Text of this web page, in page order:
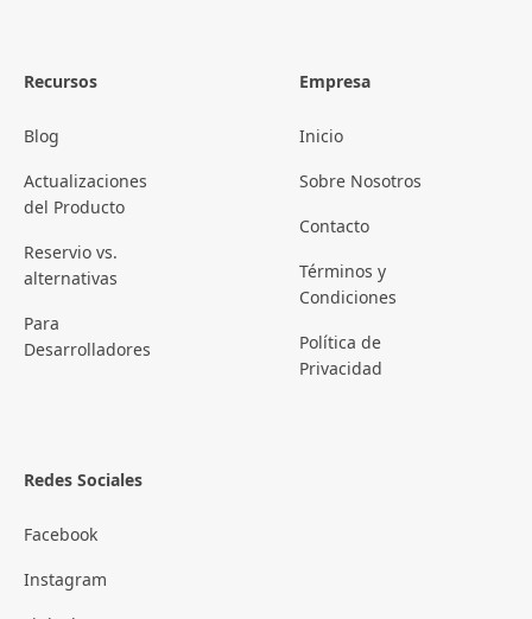
Recursos
Blog
Actualizaciones
del Producto
Reservio vs.
alternativas
Para
Desarrolladores
Empresa
Inicio
Sobre Nosotros
Contacto
Términos y
Condiciones
Política de
Privacidad
Redes Sociales
Facebook
Instagram